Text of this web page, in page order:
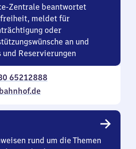
Zentrale beantwortet
meldet für
oder
an und
Reservierungen
65212888
rund um die Themen